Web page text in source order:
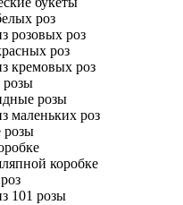
роз
розовых роз
роз
кремовых роз
розы
розы
маленьких роз
розы
коробке
101 розы